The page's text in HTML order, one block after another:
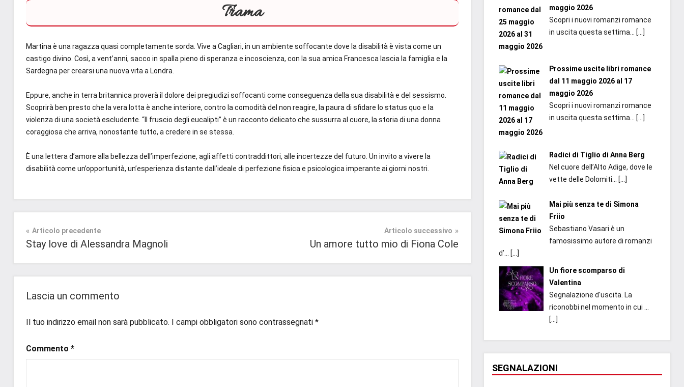
Trama
Martina è una ragazza quasi completamente sorda. Vive a Cagliari, in un ambiente soffocante dove la disabilità è vista come un
castigo divino. Così, a vent’anni, sacco in spalla pieno di speranza e incoscienza, con la sua amica Francesca lascia la famiglia e la
Sardegna per crearsi una nuova vita a Londra.
Eppure, anche in terra britannica proverà il dolore dei pregiudizi soffocanti come conseguenza della sua disabilità e del sessismo.
Scoprirà ben presto che la vera lotta è anche interiore, contro la comodità del non reagire, la paura di sfidare lo status quo e la
violenza di una società escludente. “Il fruscio degli eucalipti” è un racconto delicato che sussurra al cuore, la storia di una donna
coraggiosa che arriva, nonostante tutto, a credere in se stessa.
È una lettera d’amore alla bellezza dell’imperfezione, agli affetti contraddittori, alle incertezze del futuro. Un invito a vivere la
disabilità come un’opportunità, un’esperienza distante dall’ideale di perfezione fisica e psicologica imperante ai giorni nostri.
#instalibri,
#italianblogger,
#recensioni ,
#scrittoriitaliani,
Narrativa
Prossime
Uscite
Navigazione
articoli
Articolo precedente
Stay love di Alessandra Magnoli
Articolo successivo
Un amore tutto mio di Fiona Cole
Lascia un commento
Il tuo indirizzo email non sarà pubblicato. I campi obbligatori sono contrassegnati *
Commento *
maggio 2026
Scopri i nuovi romanzi romance
in uscita questa settima...
[…]
Prossime uscite libri romance
dal 11 maggio 2026 al 17
maggio 2026
Scopri i nuovi romanzi romance
in uscita questa settima... […]
Radici di Tiglio di Anna Berg
Nel cuore dell’Alto Adige, dove le
vette delle Dolomiti...
[…]
Mai più senza te di Simona
Friio
Sebastiano Vasari è un
famosissimo autore di romanzi
d’...
[…]
Un fiore scomparso di
Valentina
Segnalazione d'uscita. La
riconobbi nel momento in cui ...
[…]
SEGNALAZIONI